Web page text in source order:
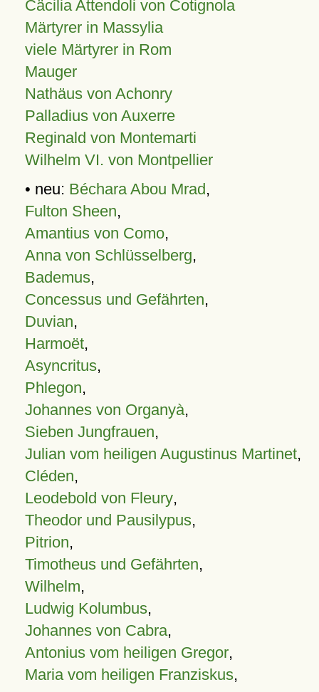
Cäcilia Attendoli von Cotignola
Märtyrer in Massylia
viele Märtyrer in Rom
Mauger
Nathäus von Achonry
Palladius von Auxerre
Reginald von Montemarti
Wilhelm VI. von Montpellier
• neu: Béchara Abou Mrad,
Fulton Sheen,
Amantius von Como,
Anna von Schlüsselberg,
Bademus,
Concessus und Gefährten,
Duvian,
Harmoët,
Asyncritus,
Phlegon,
Johannes von Organyà,
Sieben Jungfrauen,
Julian vom heiligen Augustinus Martinet,
Cléden,
Leodebold von Fleury,
Theodor und Pausilypus,
Pitrion,
Timotheus und Gefährten,
Wilhelm,
Ludwig Kolumbus,
Johannes von Cabra,
Antonius vom heiligen Gregor,
Maria vom heiligen Franziskus,